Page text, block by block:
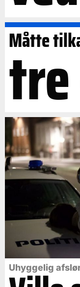
Måtte
Uhyggelig